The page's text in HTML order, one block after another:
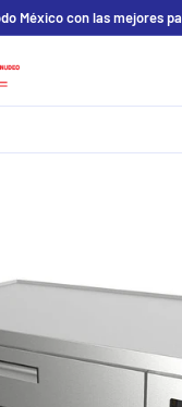
México con las mejores